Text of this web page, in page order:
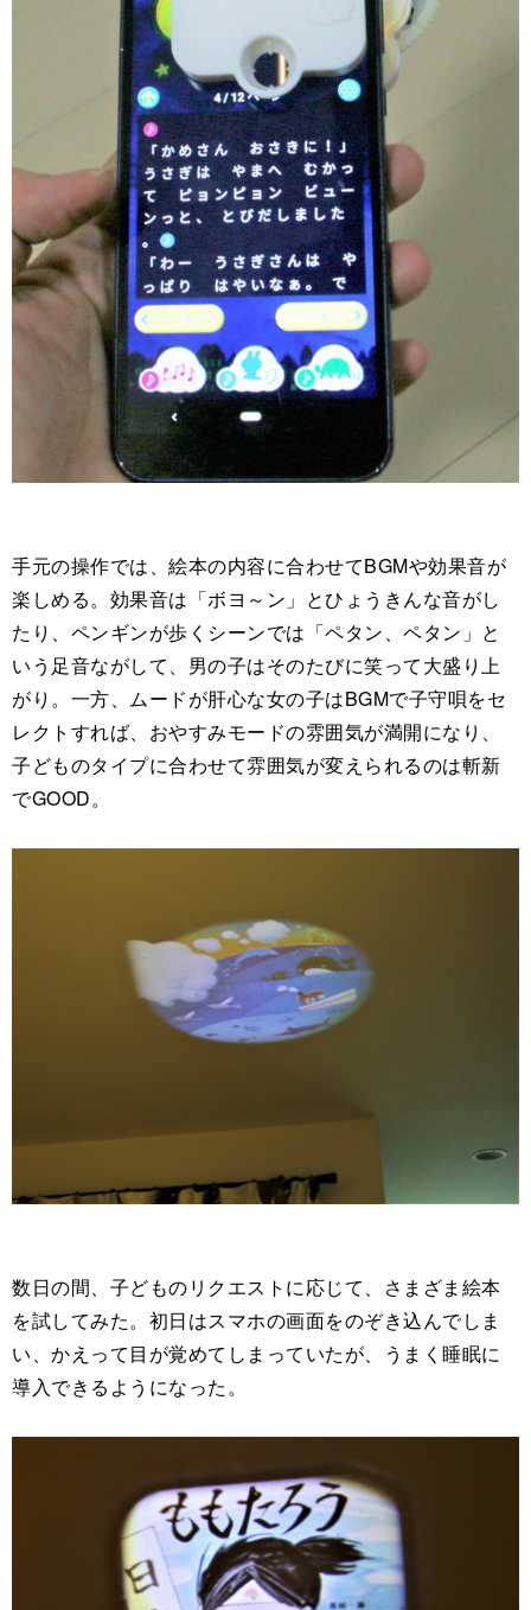
手元の操作では、絵本の内容に合わせてBGMや効果音が
楽しめる。効果音は「ボヨ～ン」とひょうきんな音がし
たり、ペンギンが歩くシーンでは「ペタン、ペタン」と
いう足音ながして、男の子はそのたびに笑って大盛り上
がり。一方、ムードが肝心な女の子はBGMで子守唄をセ
レクトすれば、おやすみモードの雰囲気が満開になり、
子どものタイプに合わせて雰囲気が変えられるのは斬新
でGOOD。
数日の間、子どものリクエストに応じて、さまざま絵本
を試してみた。初日はスマホの画面をのぞき込んでしま
い、かえって目が覚めてしまっていたが、うまく睡眠に
導入できるようになった。